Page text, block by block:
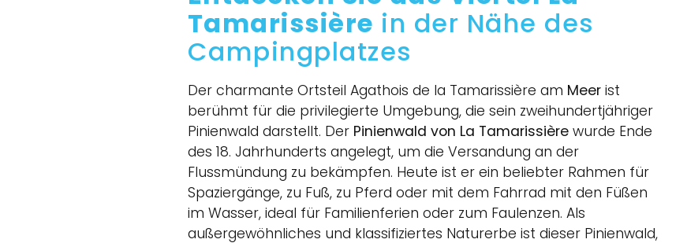
Tamarissière in der Nähe des
Campingplatzes
Der charmante Ortsteil Agathois de la Tamarissière am Meerist
berühmt für die privilegierte Umgebung, die sein zweihundertjähriger
Pinienwald darstellt. Der Pinienwald von La Tamarissièrewurde Ende
des 18. Jahrhunderts angelegt, um die Versandung an der
Flussmündung zu bekämpfen. Heute ist er ein beliebter Rahmen für
Spaziergänge, zu Fuß, zu Pferd oder mit dem Fahrrad mit den Füßen
im Wasser, ideal für Familienferien oder zum Faulenzen. Als
außergewöhnliches und klassifiziertes Naturerbe ist dieser Pinienwald,